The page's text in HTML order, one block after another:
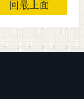
回最上面